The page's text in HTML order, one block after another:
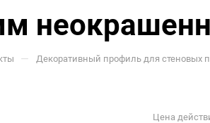
— Декоративный профиль для стеновых
Цена